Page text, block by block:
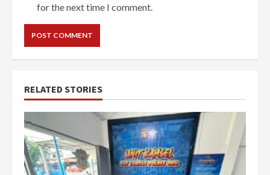
for the next time I comment.
RELATED STORIES